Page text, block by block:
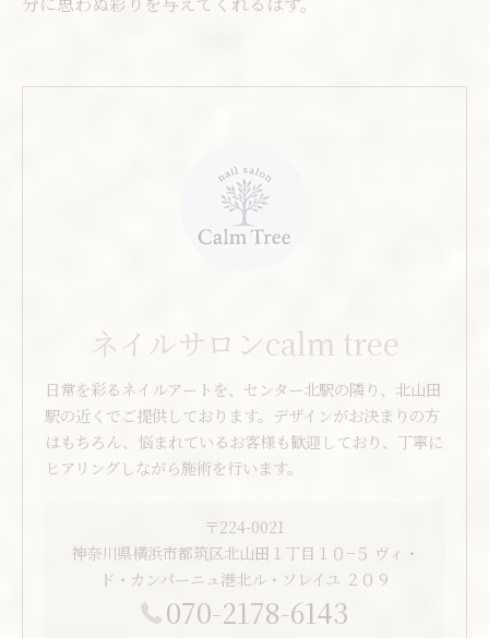
ネイルサロンcalm tree
日常を彩るネイルアートを、センター北駅の隣り、北山田
駅の近くでご提供しております。デザインがお決まりの方
はもちろん、悩まれているお客様も歓迎しており、丁寧に
ヒアリングしながら施術を行います。
〒224-0021
神奈川県横浜市都筑区北山田１丁目１０−５ ヴィ・
ド・カンパーニュ港北ル・ソレイユ ２０９
070-2178-6143